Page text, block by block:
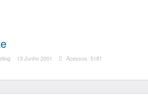
13 Junho 2001 Acessos: 5181